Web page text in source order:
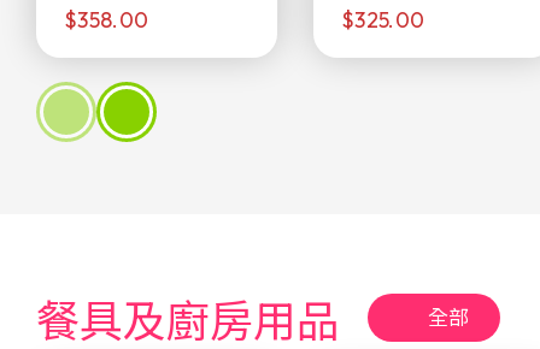
$358.00
侖)
$325.00
餐具及廚房用品 全部